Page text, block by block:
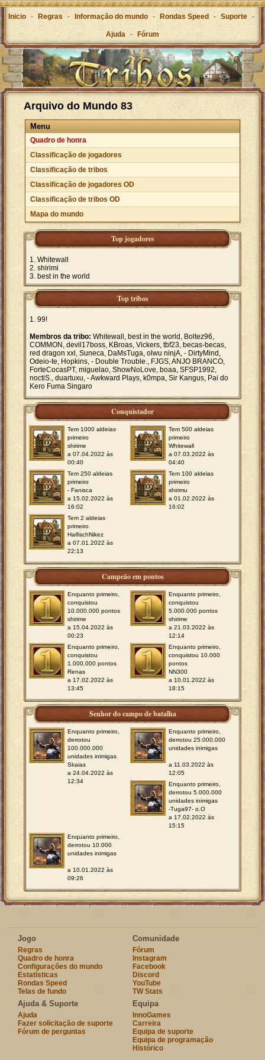
Inicio - Regras - Informação do mundo - Rondas Speed - Suporte -
Ajuda - Fórum
Arquivo do Mundo 83
Menu
Quadro de honra
Classificação de jogadores
Classificação de tribos
Classificação de jogadores OD
Classificação de tribos OD
Mapa do mundo
Top jogadores
Whitewall
shirimi
best in the world
Top tribos
99!
Membros da tribo: Whitewall, best in the world, Boltez96,
COMMON, devil17boss, KBroas, Vickers, tbf23, becas-becas,
red dragon xxl, Suneca, DaMsTuga, olwu ninjA, - DirtyMind,
Odeio-te, Hopkins, - Double Trouble., FJGS, ANJO BRANCO,
ForteCocasPT, miguelao, ShowNoLove, boaa, SFSP1992,
noctiS., duartuxu, - Awkward Plays, k0mpa, Sir Kangus, Pai do
Kero Fuma Singaro
Conquistador
Tem 1000 aldeias
primeiro
shirime
a 07.04.2022 às
00:40
Tem 500 aldeias
primeiro
Whitewall
a 07.03.2022 às
04:40
Tem 250 aldeias
primeiro
- Fanisca
a 15.02.2022 às
16:02
Tem 100 aldeias
primeiro
shirimu
a 01.02.2022 às
16:02
Tem 2 aldeias
primeiro
HaifischNikez
a 07.01.2022 às
22:13
Campeão em pontos
Enquanto primeiro,
conquistou
10.000.000 pontos
shirime
a 15.04.2022 às
00:23
Enquanto primeiro,
conquistou
5.000.000 pontos
shirime
a 21.03.2022 às
12:14
Enquanto primeiro,
conquistou
1.000.000 pontos
Renas
a 17.02.2022 às
13:45
Enquanto primeiro,
conquistou 10.000
pontos
NN300
a 10.01.2022 às
18:15
Senhor do campo de batalha
Enquanto primeiro,
derrotou
100.000.000
unidades inimigas
Skaias
a 24.04.2022 às
12:34
Enquanto primeiro,
derrotou 25.000.000
unidades inimigas
a 11.03.2022 às
12:05
Enquanto primeiro,
derrotou 5.000.000
unidades inimigas
-Tuga97- o.O
a 17.02.2022 às
15:15
Enquanto primeiro,
derrotou 10.000
unidades inimigas
a 10.01.2022 às
09:26
Jogo
Regras
Quadro de honra
Configurações do mundo
Estatísticas
Rondas Speed
Telas de fundo
Comunidade
Fórum
Instagram
Facebook
Discord
YouTube
TW Stats
Ajuda & Suporte
Ajuda
Fazer solicitação de suporte
Fórum de perguntas
Equipa
InnoGames
Carreira
Equipa de suporte
Equipa de programação
Histórico